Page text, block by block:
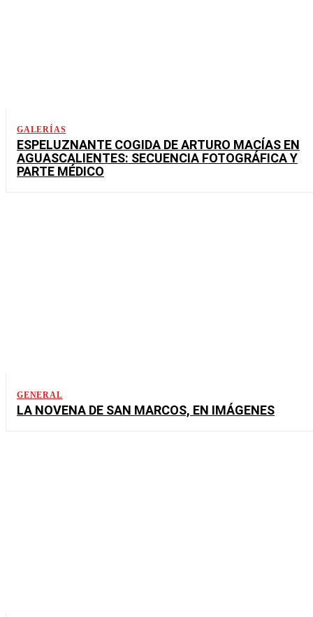
GALERÍAS
ESPELUZNANTE COGIDA DE ARTURO MACÍAS EN
AGUASCALIENTES: SECUENCIA FOTOGRÁFICA Y
PARTE MÉDICO
GENERAL
LA NOVENA DE SAN MARCOS, EN IMÁGENES